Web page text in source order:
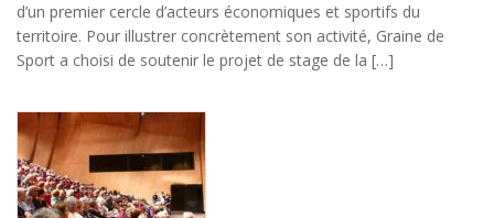
d’un premier cercle d’acteurs économiques et sportifs du
territoire. Pour illustrer concrètement son activité, Graine de
Sport a choisi de soutenir le projet de stage de la […]